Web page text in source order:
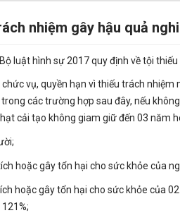
nhiệm gây hậu quả
luật hình sự 2017 quy định về tội
chức vụ, quyền hạn vì thiếu trách
các trường hợp sau đây, nếu
cải tạo không giam giữ đến 03 năm
hoặc gây tổn hại cho sức khỏe của
hoặc gây tổn hại cho sức khỏe của